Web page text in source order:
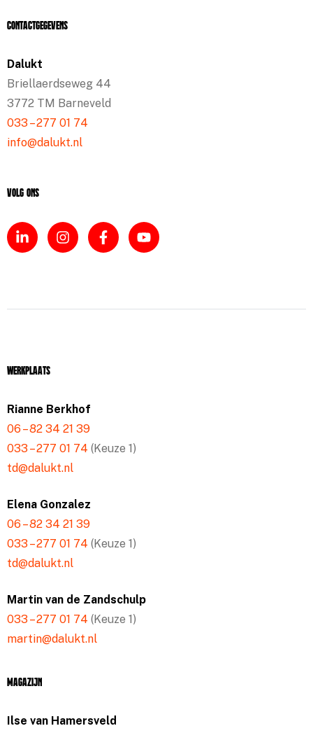
Contactgegevens
Dalukt
Briellaerdseweg 44
3772 TM Barneveld
033 – 277 01 74
info@dalukt.nl
Volg ons
Werkplaats
Rianne Berkhof
06 – 82 34 21 39
033 – 277 01 74 (Keuze 1)
td@dalukt.nl
Elena Gonzalez
06 – 82 34 21 39
033 – 277 01 74 (Keuze 1)
td@dalukt.nl
Martin van de Zandschulp
033 – 277 01 74 (Keuze 1)
martin@dalukt.nl
Magazijn
Ilse van Hamersveld